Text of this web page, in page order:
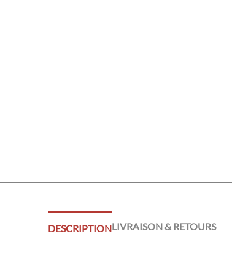
DESCRIPTIONLIVRAISON & RETOURS